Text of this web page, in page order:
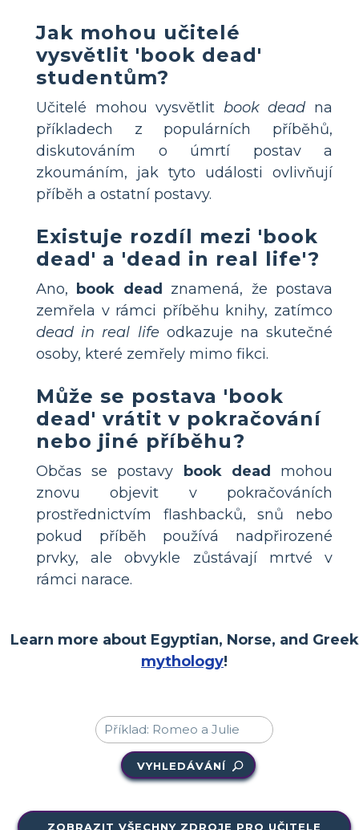
Jak mohou učitelé
vysvětlit 'book dead'
studentům?
Učitelé mohou vysvětlit book dead na
příkladech z populárních příběhů,
diskutováním o úmrtí postav a
zkoumáním, jak tyto události ovlivňují
příběh a ostatní postavy.
Existuje rozdíl mezi 'book
dead' a 'dead in real life'?
Ano, book dead
znamená, že postava
zemřela v rámci příběhu knihy, zatímco
dead in real life odkazuje na skutečné
osoby, které zemřely mimo fikci.
Může se postava 'book
dead' vrátit v pokračování
nebo jiné příběhu?
Občas se postavy book dead
mohou
znovu objevit v pokračováních
prostřednictvím flashbacků, snů nebo
pokud příběh používá nadpřirozené
prvky, ale obvykle zůstávají mrtvé v
rámci narace.
Learn more about Egyptian, Norse, and Greek
mythology!
VYHLEDÁVÁNÍ
ZOBRAZIT VŠECHNY ZDROJE PRO UČITELE